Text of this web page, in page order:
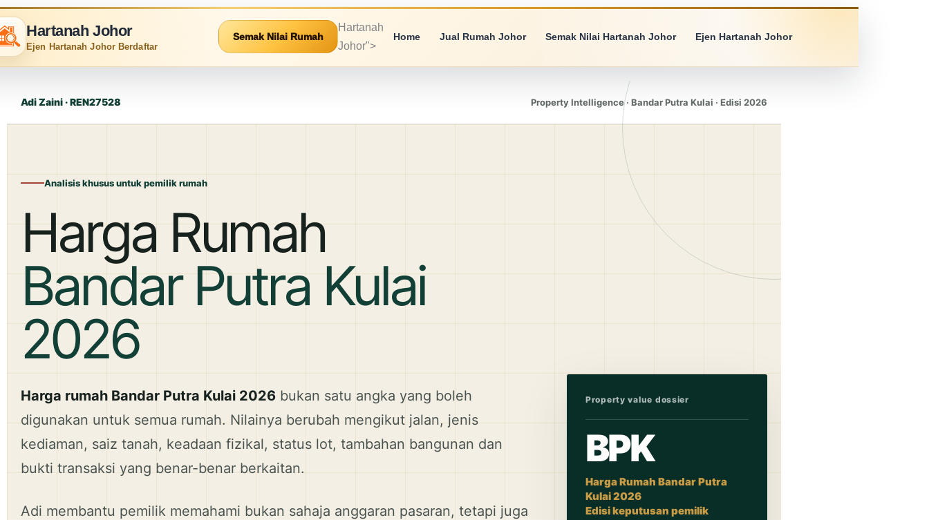
Hartanah Johor
Ejen Hartanah Johor Berdaftar
Semak Nilai Rumah
Hartanah
Johor">
Home Jual Rumah Johor Semak Nilai Hartanah Johor Ejen Hartanah Johor
Adi Zaini · REN27528 Property Intelligence · Bandar Putra Kulai · Edisi 2026
Analisis khusus untuk pemilik rumah
Harga Rumah
Bandar Putra Kulai
2026
Harga rumah Bandar Putra Kulai 2026 bukan satu angka yang boleh
digunakan untuk semua rumah. Nilainya berubah mengikut jalan, jenis
kediaman, saiz tanah, keadaan fizikal, status lot, tambahan bangunan dan
bukti transaksi yang benar-benar berkaitan.
Adi membantu pemilik memahami bukan sahaja anggaran pasaran, tetapi juga
Property value dossier
BPK
Harga Rumah Bandar Putra
Kulai 2026
Edisi keputusan pemilik